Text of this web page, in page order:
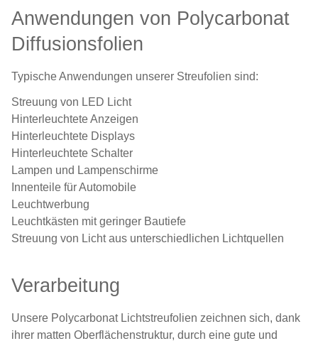
Anwendungen von Polycarbonat
Diffusionsfolien
Typische Anwendungen unserer Streufolien sind:
Streuung von LED Licht
Hinterleuchtete Anzeigen
Hinterleuchtete Displays
Hinterleuchtete Schalter
Lampen und Lampenschirme
Innenteile für Automobile
Leuchtwerbung
Leuchtkästen mit geringer Bautiefe
Streuung von Licht aus unterschiedlichen Lichtquellen
Verarbeitung
Unsere Polycarbonat Lichtstreufolien zeichnen sich, dank
ihrer matten Oberflächenstruktur, durch eine gute und